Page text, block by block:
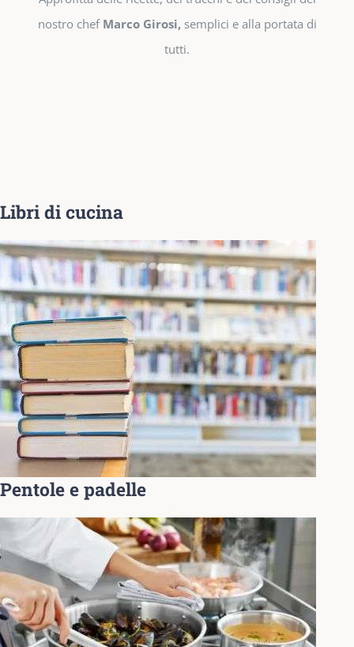
nostro chef Marco Girosi,semplici e alla portata di
tutti.
Libri di cucina
Pentole e padelle